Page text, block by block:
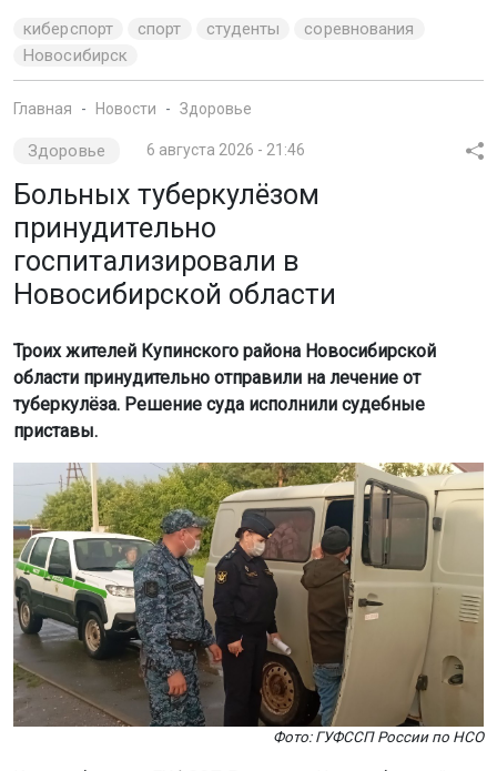
области принудительно отправили на лечение от
туберкулёза. Решение суда исполнили судебные
приставы.
Фото: ГУФССП России по НСО
Как сообщили в ГУФССП России по Новосибирской
пройти обследование и лечение сроком от 6 до 18
месяцев. Они отказывались от добровольной
госпитализации, что создавало угрозу для
окружающих.
Судебные приставы оперативно выехали по адресам
проживания пациентов. Вместе с медработниками они
доставили больных в Кыштовскую центральную
районную больницу для прохождения лечения.
Исполнительные производства по таким делам
анализа посещаемости и улучшения качества сервиса. Для
аналитики применяются сервисы
LiveInternet. Продолжая пользоваться сайтом, вы
соглашаетесь с использованием файлов cookie.
Принять